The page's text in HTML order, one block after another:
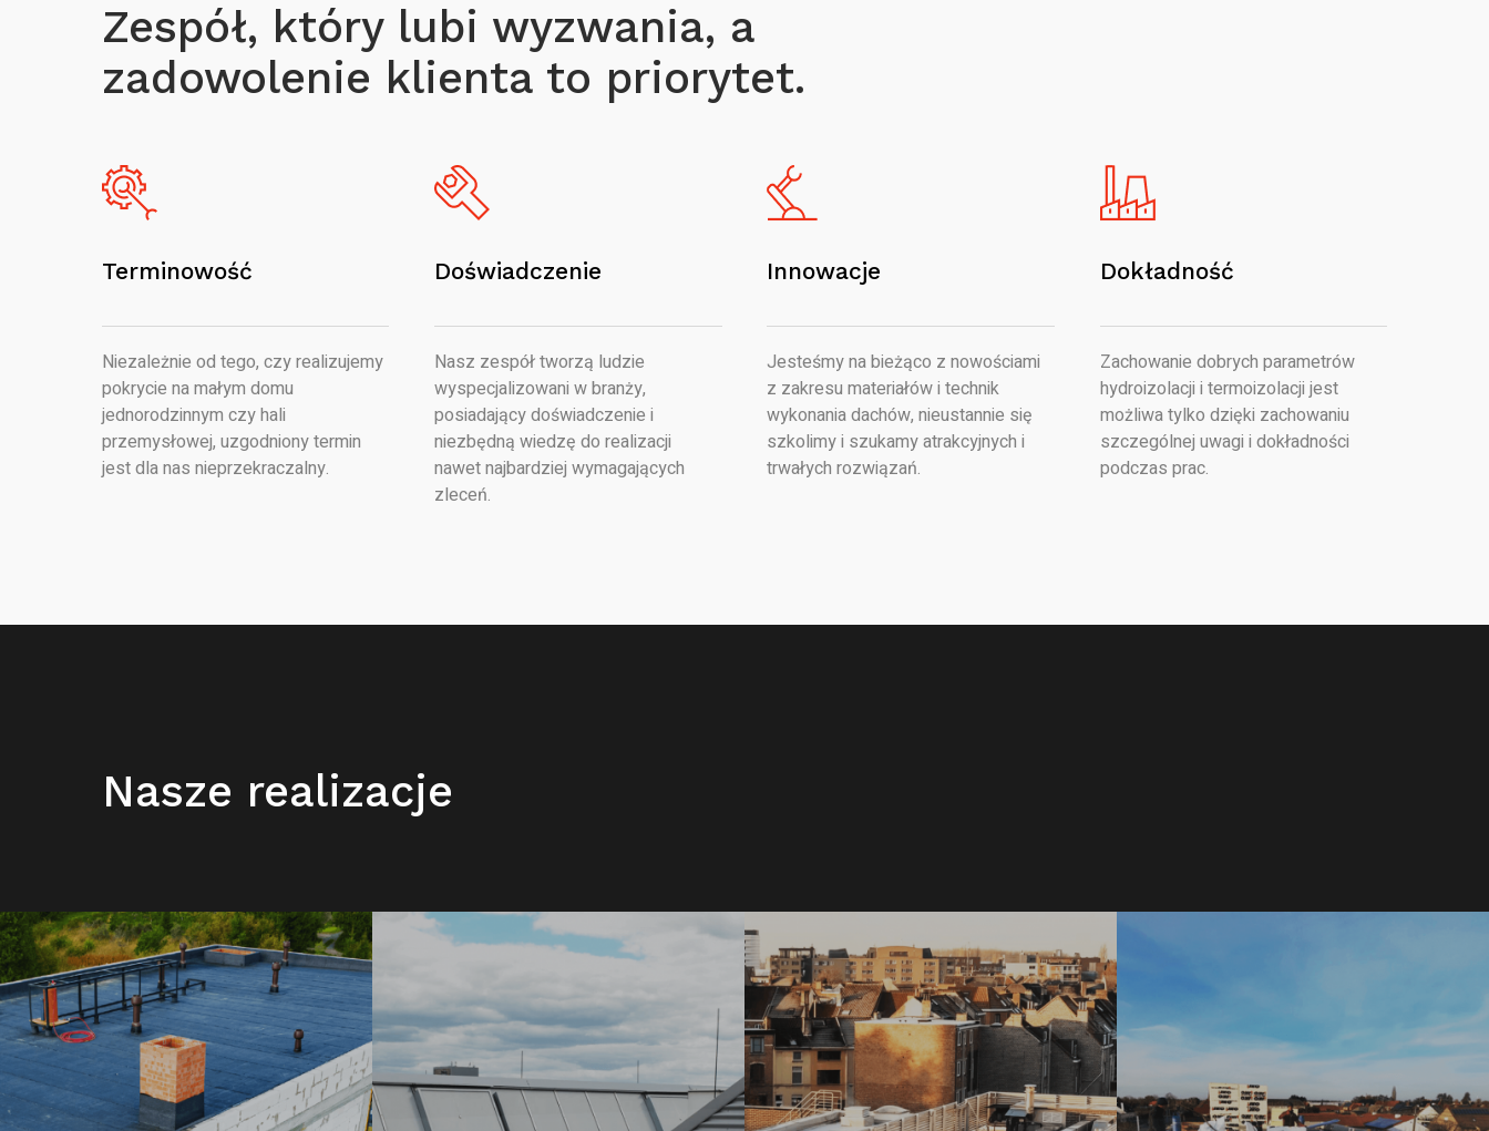
Zespół, który lubi wyzwania, a
zadowolenie klienta to priorytet.
Terminowość
Niezależnie od tego, czy realizujemy
pokrycie na małym domu
jednorodzinnym czy hali
przemysłowej, uzgodniony termin
jest dla nas nieprzekraczalny.
Doświadczenie
Nasz zespół tworzą ludzie
wyspecjalizowani w branży,
posiadający doświadczenie i
niezbędną wiedzę do realizacji
nawet najbardziej wymagających
zleceń.
Innowacje
Jesteśmy na bieżąco z nowościami
z zakresu materiałów i technik
wykonania dachów, nieustannie się
szkolimy i szukamy atrakcyjnych i
trwałych rozwiązań.
Dokładność
Zachowanie dobrych parametrów
hydroizolacji i termoizolacji jest
możliwa tylko dzięki zachowaniu
szczególnej uwagi i dokładności
podczas prac.
Nasze realizacje